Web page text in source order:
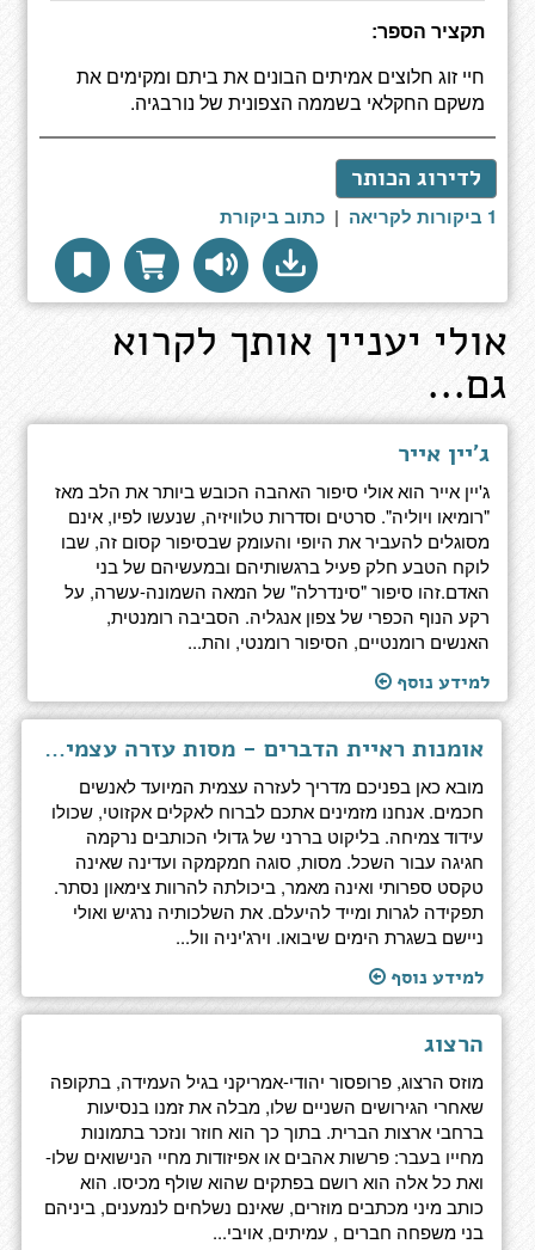
תקציר הספר:
חיי זוג חלוצים אמיתים הבונים את ביתם ומקימים את
משקם החקלאי בשממה הצפונית של נורבגיה.
לדירוג הכותר
1 ביקורות לקריאה | כתוב ביקורת
אולי יעניין אותך לקרוא
גם...
ג'יין אייר
ג'יין אייר הוא אולי סיפור האהבה הכובש ביותר את הלב מאז
"רומיאו ויוליה". סרטים וסדרות טלוויזיה, שנעשו לפיו, אינם
מסוגלים להעביר את היופי והעומק שבסיפור קסום זה, שבו
לוקח הטבע חלק פעיל ברגשותיהם ובמעשיהם של בני
האדם.זהו סיפור "סינדרלה" של המאה השמונה-עשרה, על
רקע הנוף הכפרי של צפון אנגליה. הסביבה רומנטית,
האנשים רומנטיים, הסיפור רומנטי, והת...
למידע נוסף
אומנות ראיית הדברים - מסות עזרה עצמית עבור חכמים
מובא כאן בפניכם מדריך לעזרה עצמית המיועד לאנשים
חכמים. אנחנו מזמינים אתכם לברוח לאקלים אקזוטי, שכולו
עידוד צמיחה. בליקוט בררני של גדולי הכותבים נרקמה
חגיגה עבור השכל. מסות, סוגה חמקמקה ועדינה שאינה
טקסט ספרותי ואינה מאמר, ביכולתה להרוות צימאון נסתר.
תפקידה לגרות ומייד להיעלם. את השלכותיה נרגיש ואולי
ניישם בשגרת הימים שיבואו. וירג'יניה וול...
למידע נוסף
הרצוג
מוזס הרצוג, פרופסור יהודי-אמריקני בגיל העמידה, בתקופה
שאחרי הגירושים השניים שלו, מבלה את זמנו בנסיעות
ברחבי ארצות הברית. בתוך כך הוא חוזר ונזכר בתמונות
מחייו בעבר: פרשות אהבים או אפיזודות מחיי הנישואים שלו-
ואת כל אלה הוא רושם בפתקים שהוא שולף מכיסו. הוא
כותב מיני מכתבים מוזרים, שאינם נשלחים לנמענים, ביניהם
בני משפחה חברים , עמיתים, אויבי...